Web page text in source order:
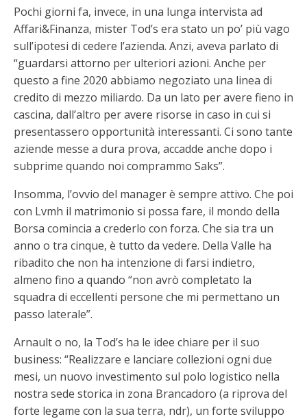
Pochi giorni fa, invece, in una lunga intervista ad
Affari&Finanza, mister Tod’s era stato un po’ più vago
sull’ipotesi di cedere l’azienda. Anzi, aveva parlato di
“guardarsi attorno per ulteriori azioni. Anche per
questo a fine 2020 abbiamo negoziato una linea di
credito di mezzo miliardo. Da un lato per avere fieno in
cascina, dall’altro per avere risorse in caso in cui si
presentassero opportunità interessanti. Ci sono tante
aziende messe a dura prova, accadde anche dopo i
subprime quando noi comprammo Saks”.
Insomma, l’ovvio del manager è sempre attivo. Che poi
con Lvmh il matrimonio si possa fare, il mondo della
Borsa comincia a crederlo con forza. Che sia tra un
anno o tra cinque, è tutto da vedere. Della Valle ha
ribadito che non ha intenzione di farsi indietro,
almeno fino a quando “non avrò completato la
squadra di eccellenti persone che mi permettano un
passo laterale”.
Arnault o no, la Tod’s ha le idee chiare per il suo
business: “Realizzare e lanciare collezioni ogni due
mesi, un nuovo investimento sul polo logistico nella
nostra sede storica in zona Brancadoro (a riprova del
forte legame con la sua terra, ndr), un forte sviluppo